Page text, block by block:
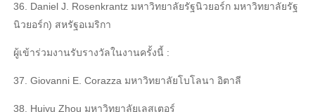
36. Daniel J. Rosenkrantz มหาวิทยาลัยรัฐนิวยอร์ก มหาวิทยาลัยรัฐ
นิวยอร์ก) สหรัฐอเมริกา
ผู้เข้าร่วมงานรับรางวัลในงานครั้งนี้ :
37. Giovanni E. Corazza มหาวิทยาลัยโบโลนา อิตาลี
38. Huiyu Zhou มหาวิทยาลัยเลสเตอร์